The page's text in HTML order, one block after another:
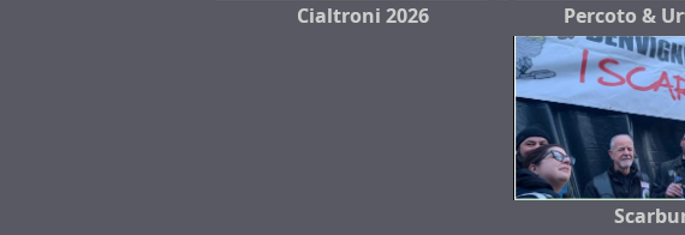
Cialtroni 2026 Percoto &